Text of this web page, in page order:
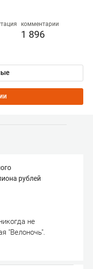
комментарии
1 896
рублей
не
"Велоночь".